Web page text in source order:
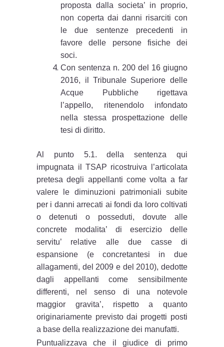
proposta dalla societa’ in proprio,
non coperta dai danni risarciti con
le due sentenze precedenti in
favore delle persone fisiche dei
soci.
Con sentenza n. 200 del 16 giugno
2016, il Tribunale Superiore delle
Acque Pubbliche rigettava
l’appello, ritenendolo infondato
nella stessa prospettazione delle
tesi di diritto.
Al punto 5.1. della sentenza qui
impugnata il TSAP ricostruiva l’articolata
pretesa degli appellanti come volta a far
valere le diminuzioni patrimoniali subite
per i danni arrecati ai fondi da loro coltivati
o detenuti o posseduti, dovute alle
concrete modalita’ di esercizio delle
servitu’ relative alle due casse di
espansione (e concretantesi in due
allagamenti, del 2009 e del 2010), dedotte
dagli appellanti come sensibilmente
differenti, nel senso di una notevole
maggior gravita’, rispetto a quanto
originariamente previsto dai progetti posti
a base della realizzazione dei manufatti.
Puntualizzava che il giudice di primo